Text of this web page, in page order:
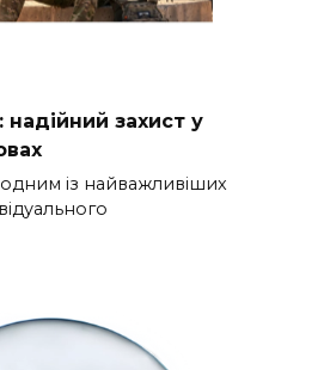
захист у
із найважливіших